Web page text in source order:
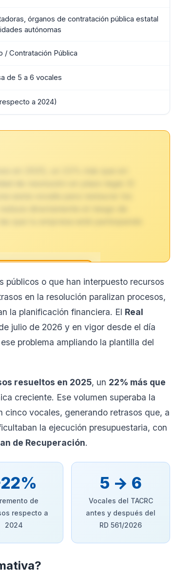
órganos de contratación pública estatal
autónomas
/ Contratación Pública
de 5 a 6 vocales
a 2024)
para
esta normativa está
Business. Accede al
personalizadas.
cuando quieras
públicos o que han interpuesto recursos
en la resolución paralizan procesos,
la planificación financiera. El Real
julio de 2026 y en vigor desde el día
problema ampliando la plantilla del
resueltos en 2025, un 22% más que
creciente. Ese volumen superaba la
vocales, generando retrasos que, a
la ejecución presupuestaria, con
de Recuperación.
de
respecto a
2024
5 → 6
Vocales del TACRC
antes y después del
RD 561/2026